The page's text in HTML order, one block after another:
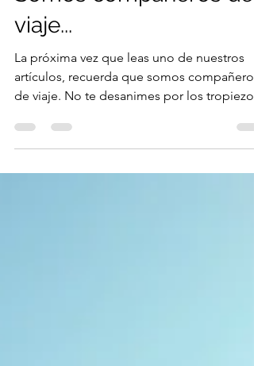
Somos compañeros de
viaje...
La próxima vez que leas uno de nuestros
de viaje. No te desanimes por los
Sigue adelante… ¡Estamos juntos en esto!.